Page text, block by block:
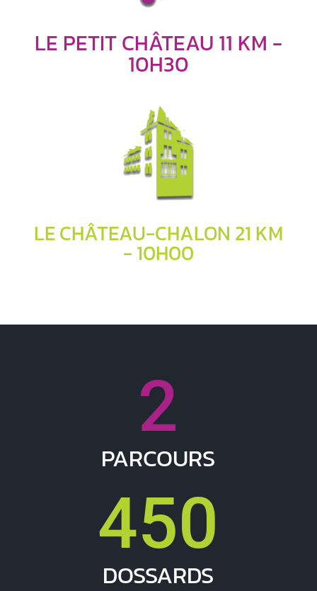
LE PETIT CHÂTEAU 11 KM -
10H30
LE CHÂTEAU-CHALON 21 KM
- 10H00
2
PARCOURS
450
DOSSARDS